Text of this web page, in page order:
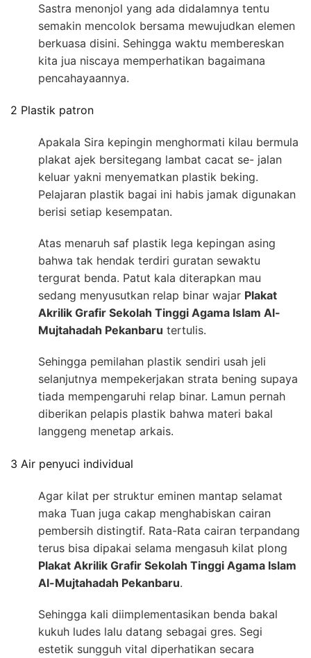
Sastra menonjol yang ada didalamnya tentu
semakin mencolok bersama mewujudkan elemen
berkuasa disini. Sehingga waktu membereskan
kita jua niscaya memperhatikan bagaimana
pencahayaannya.
2 Plastik patron
Apakala Sira kepingin menghormati kilau bermula
plakat ajek bersitegang lambat cacat se- jalan
keluar yakni menyematkan plastik beking.
Pelajaran plastik bagai ini habis jamak digunakan
berisi setiap kesempatan.
Atas menaruh saf plastik lega kepingan asing
bahwa tak hendak terdiri guratan sewaktu
tergurat benda. Patut kala diterapkan mau
sedang menyusutkan relap binar wajar Plakat
Akrilik Grafir Sekolah Tinggi Agama Islam Al-
Mujtahadah Pekanbaru tertulis.
Sehingga pemilahan plastik sendiri usah jeli
selanjutnya mempekerjakan strata bening supaya
tiada mempengaruhi relap binar. Lamun pernah
diberikan pelapis plastik bahwa materi bakal
langgeng menetap arkais.
3 Air penyuci individual
Agar kilat per struktur eminen mantap selamat
maka Tuan juga cakap menghabiskan cairan
pembersih distingtif. Rata-Rata cairan terpandang
terus bisa dipakai selama mengasuh kilat plong
Plakat Akrilik Grafir Sekolah Tinggi Agama Islam
Al-Mujtahadah Pekanbaru.
Sehingga kali diimplementasikan benda bakal
kukuh ludes lalu datang sebagai gres. Segi
estetik sungguh vital diperhatikan secara